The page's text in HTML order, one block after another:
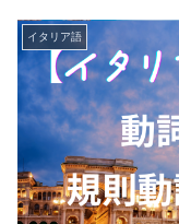
イタリア語